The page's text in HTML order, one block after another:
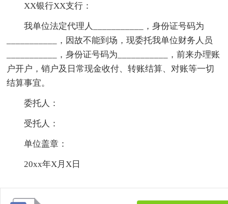
XX银行XX支行：
我单位法定代理人___________，身份证号码为
___________，因故不能到场，现委托我单位财务人员
___________，身份证号码为___________，前来办理账
户开户，销户及日常现金收付、转账结算、对账等一切
结算事宜。
委托人：
受托人：
单位盖章：
20xx年X月X日